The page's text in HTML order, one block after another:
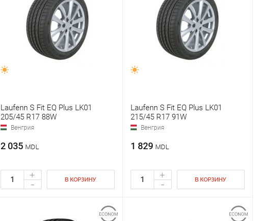
Laufenn S Fit EQ Plus LK01
205/45 R17 88W
Венгрия
2 035 MDL
+
- В КОРЗИНУ
Laufenn S Fit EQ Plus LK01
215/45 R17 91W
Венгрия
1 829 MDL
+
- В КОРЗИНУ